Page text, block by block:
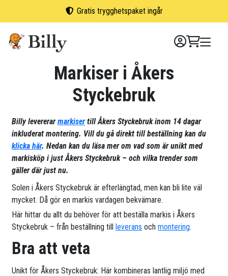
Gratis trygghetspaket ingår
Markiser i Åkers
Styckebruk
Billy levererarmarkisertill Åkers Styckebruk inom 14 dagar
inkluderat montering. Vill du gå direkt till beställning kan du
klicka här. Nedan kan du läsa mer om vad som är unikt med
markisköp i just Åkers Styckebruk – och vilka trender som
gäller där just nu.
Solen i Åkers Styckebruk är efterlängtad, men kan bli lite väl
mycket. Då gör en markis vardagen bekvämare.
Här hittar du allt du behöver för att beställa markis i Åkers
Styckebruk – från beställning tillleverans ochmontering.
Bra att veta
Unikt för Åkers Styckebruk: Här kombineras lantlig miljö med